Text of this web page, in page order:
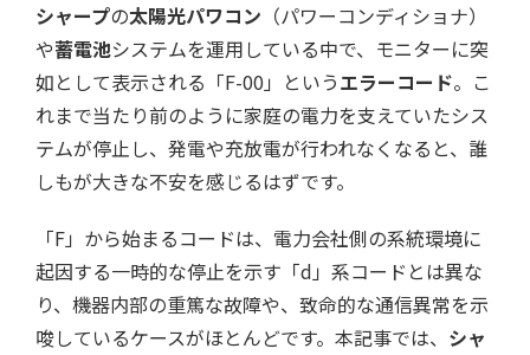
シャープの太陽光パワコン （パワーコンディショナ）
や蓄電池システムを運用している中で、モニターに突
如として表示される「F-00」というエラーコード。こ
れまで当たり前のように家庭の電力を支えていたシス
テムが停止し、発電や充放電が行われなくなると、誰
しもが大きな不安を感じるはずです。
「F」から始まるコードは、電力会社側の系統環境に
起因する一時的な停止を示す「d」系コードとは異な
り、機器内部の重篤な故障や、致命的な通信異常を示
唆しているケースがほとんどです。本記事では、 シャ